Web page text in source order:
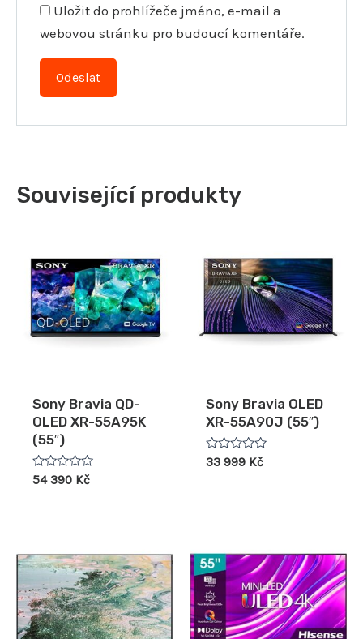
Uložit do prohlížeče jméno, e-mail a
webovou stránku pro budoucí komentáře.
Související produkty
Sony Bravia QD-
OLED XR-55A95K
(55″)
Hodnocení
54 390 Kč
Sony Bravia OLED
XR-55A90J (55″)
Hodnocení
33 999 Kč